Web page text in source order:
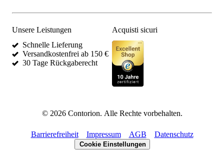
Unsere Leistungen
Schnelle Lieferung
Versandkostenfrei ab 150 €
30 Tage Rückgaberecht
Acquisti sicuri
© 2026Contorion. Alle Rechte vorbehalten.
Barrierefreiheit Impressum AGB Datenschutz
Cookie Einstellungen